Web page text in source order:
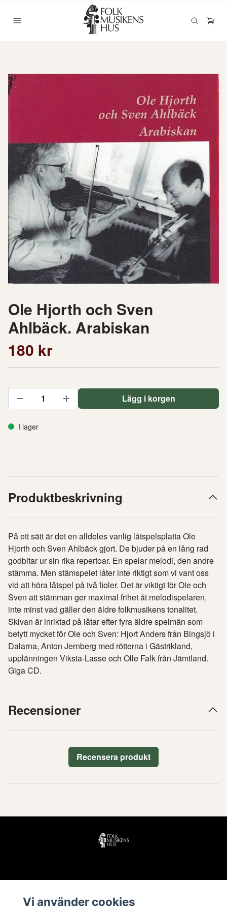
Ole Hjorth och Sven
Ahlbäck. Arabiskan
180 kr
Lägg i korgen
I lager
Produktbeskrivning
På ett sätt är det en alldeles vanlig låtspelsplatta Ole
Hjorth och Sven Ahlbäck gjort. De bjuder på en lång rad
godbitar ur sin rika repertoar. En spelar melodi, den andre
stämma. Men stämspelet låter inte riktigt som vi vant oss
vid att höra låtspel på två fioler. Det är viktigt för Ole och
Sven att stämman ger maximal frihet åt melodispelaren,
inte minst vad gäller den äldre folkmusikens tonalitet.
Skivan är inriktad på låtar efter fyra äldre spelmän som
betytt mycket för Ole och Sven: Hjort Anders från Bingsjö i
Dalarna, Anton Jernberg med rötterna i Gästrikland,
upplänningen Viksta-Lasse och Olle Falk från Jämtland.
Giga CD.
Recensioner
Recensera produkt
Vi använder cookies